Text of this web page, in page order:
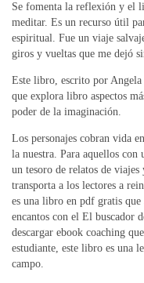
Se fomenta la reflexión y el
meditar. Es un recurso útil
espiritual. Fue un viaje
giros y vueltas que me dejó
Este libro, escrito por
que explora libro aspectos
poder de la imaginación.
Los personajes cobran vida
la nuestra. Para aquellos
un tesoro de relatos de viajes
transporta a los lectores a
es una libro en pdf gratis que
encantos con el El buscador
descargar ebook coaching
estudiante, este libro es una
campo.